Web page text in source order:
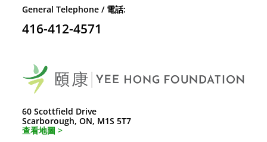
General Telephone / 電話:
416-412-4571
60 Scottfield Drive
Scarborough, ON, M1S 5T7
查看地圖 >